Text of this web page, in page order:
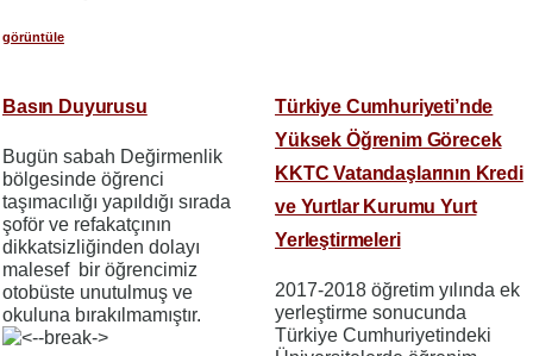
görüntüle
Basın Duyurusu
Bugün sabah Değirmenlik
bölgesinde öğrenci
taşımacılığı yapıldığı sırada
şoför ve refakatçının
dikkatsizliğinden dolayı
malesef bir öğrencimiz
otobüste unutulmuş ve
okuluna bırakılmamıştır.
Türkiye Cumhuriyeti’nde
Yüksek Öğrenim Görecek
KKTC Vatandaşlarının Kredi
ve Yurtlar Kurumu Yurt
Yerleştirmeleri
2017-2018 öğretim yılında ek
yerleştirme sonucunda
Türkiye Cumhuriyetindeki